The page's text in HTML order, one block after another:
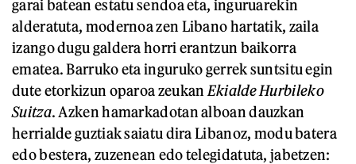
garai batean estatu sendoa eta, inguruarekin
alderatuta, modernoa zen Libano hartatik, zaila
izango dugu galdera horri erantzun baikorra
ematea. Barruko eta inguruko gerrek suntsitu egin
dute etorkizun oparoa zeukan Ekialde Hurbileko
Suitza. Azken hamarkadotan alboan dauzkan
herrialde guztiak saiatu dira Libanoz, modu batera
edo bestera, zuzenean edo telegidatuta, jabetzen: